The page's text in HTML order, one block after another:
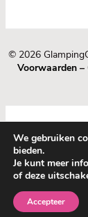
1
Nieuw
© 2026
Voorwaarden –
We gebruiken
bieden.
Je kunt meer
of deze
Accepteer